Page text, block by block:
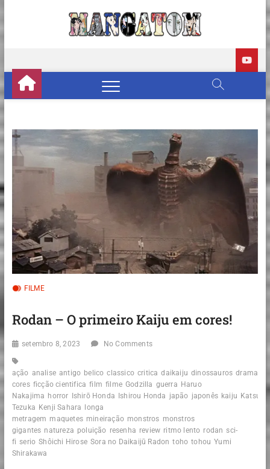
MANGÁS, HQS,
FILME
Rodan – O primeiro Kaiju em cores!
setembro 8, 2023 No Comments
ação analise antigo belico classico critica daikaiju dinossauros drama
cores ficção cientifica film filme Godzilla guerra Haruo
Nakajima horror Ishirō Honda Ishirou Honda japão japonês kaiju Katsumi
Tezuka Kenji Sahara longa
metragem maquetes mineiração monstros monstros
gigantes natureza poluição resenha review ritmo lento rodan sci-
fi serio Shôichi Hirose Sora no Daikaijū Radon toho tohou Yumi
Shirakawa